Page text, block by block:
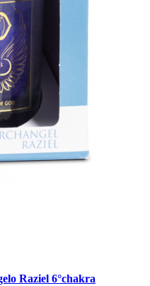
Raziel 6°chakra